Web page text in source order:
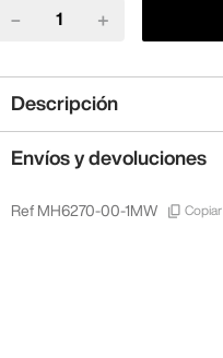
＋
－
Descripción
Envíos y devoluciones
Ref MH6270-00-1MW Copiar